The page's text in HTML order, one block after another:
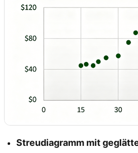
Streudiagramm mit